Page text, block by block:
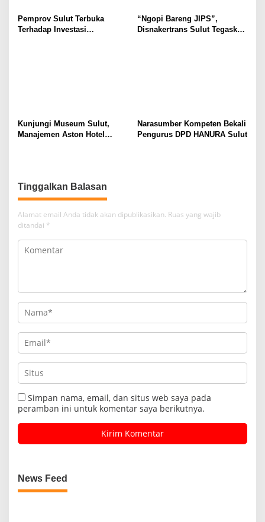
Pemprov Sulut Terbuka
Terhadap Investasi
“Ngopi Bareng JIPS”,
Disnakertrans Sulut Tegaskan
Kunjungi Museum Sulut,
Manajemen Aston Hotel
Narasumber Kompeten Bekali
Pengurus DPD HANURA Sulut
Tinggalkan Balasan
Alamat email Anda tidak akan dipublikasikan. Ruas yang wajib
ditandai *
Simpan nama, email, dan situs web saya pada
peramban ini untuk komentar saya berikutnya.
News Feed